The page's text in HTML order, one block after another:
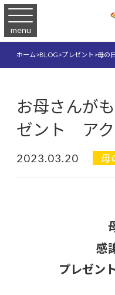
menu
ホーム>BLOG>プレゼント>母の
お母さんが
ゼント ア
2023.03.20 母
感
プレゼン